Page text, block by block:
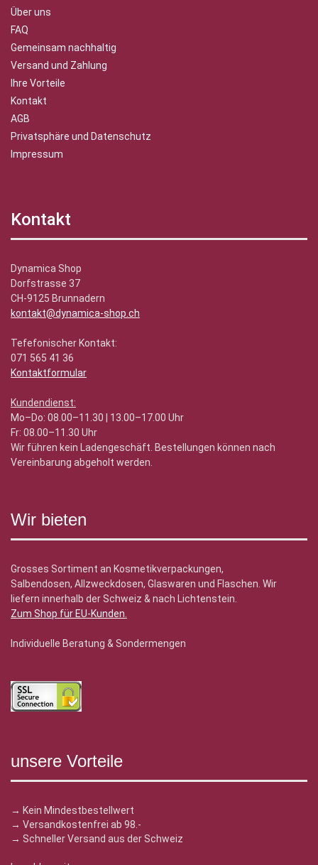
Über uns
FAQ
Gemeinsam nachhaltig
Versand und Zahlung
Ihre Vorteile
Kontakt
AGB
Privatsphäre und Datenschutz
Impressum
Kontakt
Dynamica Shop
Dorfstrasse 37
CH-9125 Brunnadern
kontakt@dynamica-shop.ch
Tefefonischer Kontakt:
071 565 41 36
Kontaktformular
Kundendienst:
Mo–Do: 08.00–11.30 | 13.00–17.00 Uhr
Fr: 08.00–11.30 Uhr
Wir führen kein Ladengeschäft. Bestellungen können nach
Vereinbarung abgeholt werden.
Wir bieten
Grosses Sortiment an Kosmetikverpackungen,
Salbendosen, Allzweckdosen, Glaswaren und Flaschen. Wir
liefern innerhalb der Schweiz & nach Lichtenstein.
Zum Shop für EU-Kunden.
Individuelle Beratung & Sondermengen
unsere Vorteile
→ Kein Mindestbestellwert
→ Versandkostenfrei ab 98.-
→ Schneller Versand aus der Schweiz